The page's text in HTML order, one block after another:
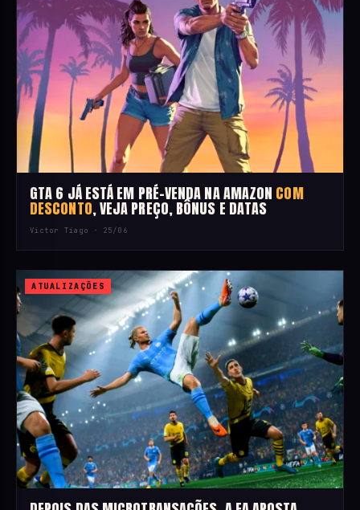
GTA 6 JÁ ESTÁ EM PRÉ-VENDA NA AMAZON COM
DESCONTO, VEJA PREÇO, BÔNUS E DATAS
Victor Tiago · 25/06
ATUALIZAÇÕES